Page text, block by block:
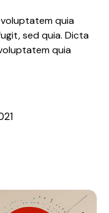
quia
sed quia. Dicta
quia